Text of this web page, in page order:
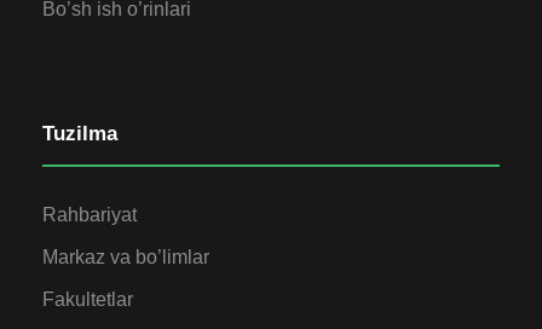
Bo’sh ish o’rinlari
Tuzilma
Rahbariyat
Markaz va bo’limlar
Fakultetlar